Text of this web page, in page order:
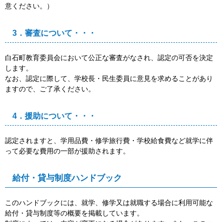
意ください。）
3．審査について・・・
白石町教育委員会において公正な審査がなされ、認定の可否を決定
します。
なお、認定に際して、学校長・民生委員に意見を求めることがあり
ますので、ご了承ください。
4．援助について・・・
認定されますと、学用品費・修学旅行費・学校給食費など就学に伴
って必要な費用の一部が援助されます。
給付・貸与制度ハンドブック
このハンドブックには、就学、修学又は就職する場合に利用可能な
給付・貸与制度等の概要を掲載しています。